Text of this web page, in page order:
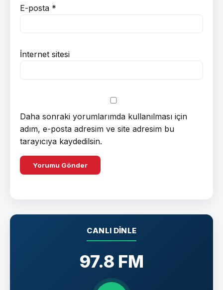
E-posta *
İnternet sitesi
Daha sonraki yorumlarımda kullanılması için
adım, e-posta adresim ve site adresim bu
tarayıcıya kaydedilsin.
CANLI DINLE
97.8 FM